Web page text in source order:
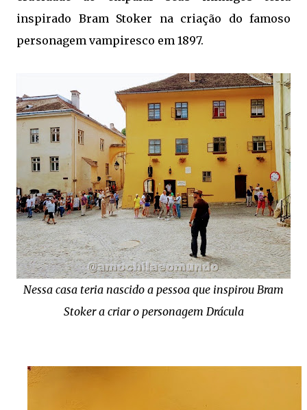
inspirado Bram Stoker na criação do famoso
personagem vampiresco em 1897.
Nessa casa teria nascido a pessoa que inspirou Bram
Stoker a criar o personagem Drácula